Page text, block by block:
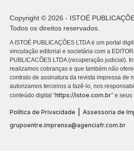
Copyright © 2026 - ISTOÉ
Todos os direitos reservados.
A ISTOÉ PUBLICAÇÕES LTDA é um portal
vinculação editorial e societária com a
PUBLICACÕES LTDA (recuperação judicial).
realizamos cobranças e que também não
contrato de assinatura da revista impressa de
autorizamos terceiros a fazê-lo, nos
conteúdo digital “https://istoe.com.br” e
Política de Privacidade
Assessoria de
grupoentre.imprensa@agenciafr.com.br